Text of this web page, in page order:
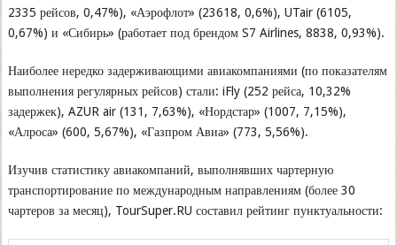
2335 рейсов, 0,47%), «Аэрофлот» (23618, 0,6%), UTair (6105,
0,67%) и «Сибирь» (работает под брендом S7 Airlines, 8838, 0,93%).
Наиболее нередко задерживающими авиакомпаниями (по показателям
выполнения регулярных рейсов) стали: iFly (252 рейса, 10,32%
задержек), AZUR air (131, 7,63%), «Нордстар» (1007, 7,15%),
«Алроса» (600, 5,67%), «Газпром Авиа» (773, 5,56%).
Изучив статистику авиакомпаний, выполнявших чартерную
транспортирование по международным направлениям (более 30
чартеров за месяц), TourSuper.RU составил рейтинг пунктуальности: